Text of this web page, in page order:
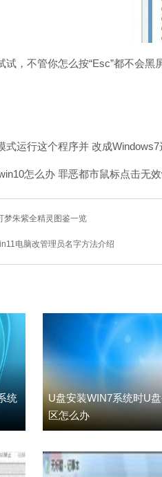
，不管你怎么按“Esc”都不会黑
运行这个程序并 改成Windows7
怎么办 罪恶都市鼠标点击无
梦朱紫全精灵图鉴一览
电脑改管理员名字方法介绍
统
U盘安装WIN7系统时U
区怎么办